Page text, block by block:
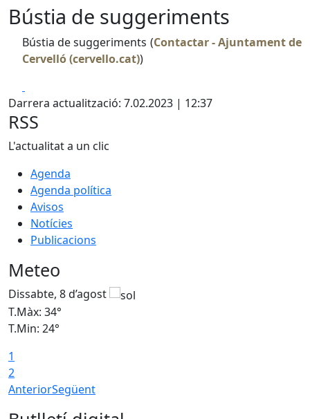
Bústia de suggeriments
Bústia de suggeriments (Contactar - Ajuntament de
Cervelló (cervello.cat))
Darrera actualització: 7.02.2023 | 12:37
RSS
L'actualitat a un clic
Agenda
Agenda política
Avisos
Notícies
Publicacions
Meteo
Dissabte, 8 d’agost
T.Màx: 34°
T.Min: 24°
1
2
AnteriorSegüent